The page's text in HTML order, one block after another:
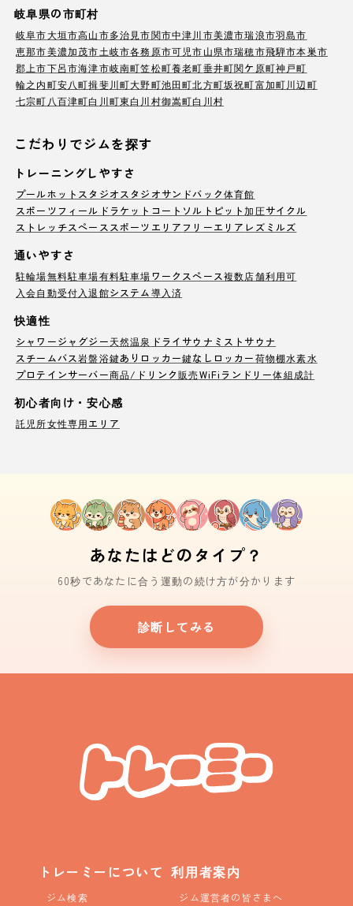
岐阜県の市町村
岐阜市大垣市高山市多治見市関市中津川市美濃市瑞浪市羽島市
恵那市美濃加茂市土岐市各務原市可児市山県市瑞穂市飛騨市本巣市
郡上市下呂市海津市岐南町笠松町養老町垂井町関ケ原町神戸町
輪之内町安八町揖斐川町大野町池田町北方町坂祝町富加町川辺町
七宗町 八百津町白川町東白川村御嵩町白川村
こだわりでジムを探す
トレーニングしやすさ
プールホットスタジオ スタジオサンドバック体育館
スポーツフィールド ラケットコート ソルトピット加圧サイクル
ストレッチスペース スポーツエリア フリーエリア レズミルズ
通いやすさ
駐輪場無料駐車場有料駐車場ワークスペース複数店舗利用可
入会自動受付 入退館システム導入済
快適性
シャワージャグジー天然温泉 ドライサウナ ミストサウナ
スチームバス岩盤浴鍵ありロッカー鍵なしロッカー荷物棚水素水
プロテインサーバー商品/ドリンク販売WiFi ランドリー体組成計
初心者向け・安心感
託児所女性専用エリア
あなたはどのタイプ？
60秒であなたに合う運動の続け方が分かります
診断してみる
トレーミーについて
ジム検索
利用者案内
ジム運営者の皆さまへ